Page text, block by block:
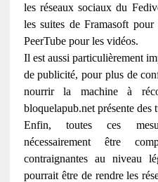
les réseaux sociaux du
les suites de Framasoft pour
PeerTube pour les vidéos.
Il est aussi particulièrement
de publicité, pour plus de
nourrir la machine à
bloquelapub.net présente des
Enfin, toutes ces
nécessairement être
contraignantes au niveau
pourrait être de rendre les